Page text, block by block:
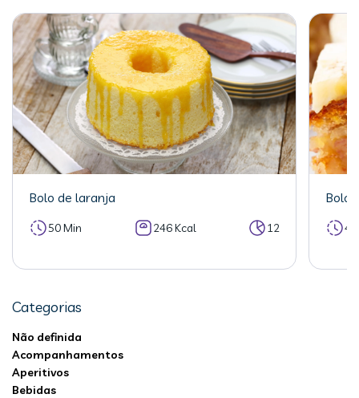
Bolo de laranja
50 Min 246 Kcal 12
Bolo
Categorias
Não definida
Acompanhamentos
Aperitivos
Bebidas